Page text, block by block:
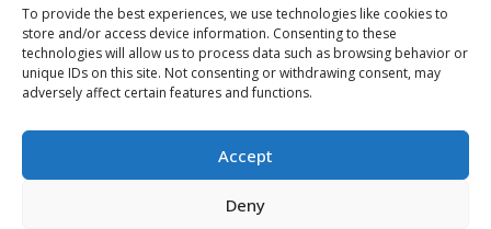
To provide the best experiences, we use technologies like cookies to
store and/or access device information. Consenting to these
technologies will allow us to process data such as browsing behavior or
unique IDs on this site. Not consenting or withdrawing consent, may
adversely affect certain features and functions.
Accept
Deny
Developed by